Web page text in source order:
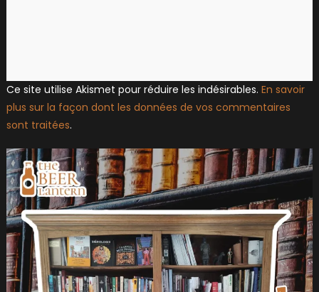
Ce site utilise Akismet pour réduire les indésirables. En savoir
plus sur la façon dont les données de vos commentaires
sont traitées.